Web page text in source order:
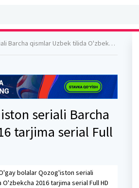
O'zbekcha 2016 tarjima serial Full HD tas-ix skachat
seriali Barcha
tarjima serial Full
bolalar Qozog'iston seriali
2016 tarjima serial Full HD